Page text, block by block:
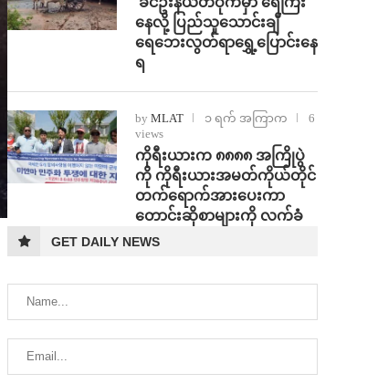
နေလို့ ပြည်သူသောင်းချီ
ရေဘေးလွတ်ရာရွှေ့ပြောင်းနေ
ရ
by MLAT ၁ ရက် အကြာက
6
views
ကိုရီးယားက ၈၈၈၈ အကြိုပွဲ
ကို ကိုရီးယားအမတ်ကိုယ်တိုင်
တက်ရောက်အားပေးကာ
တောင်းဆိုစာများကို လက်ခံ
GET DAILY NEWS